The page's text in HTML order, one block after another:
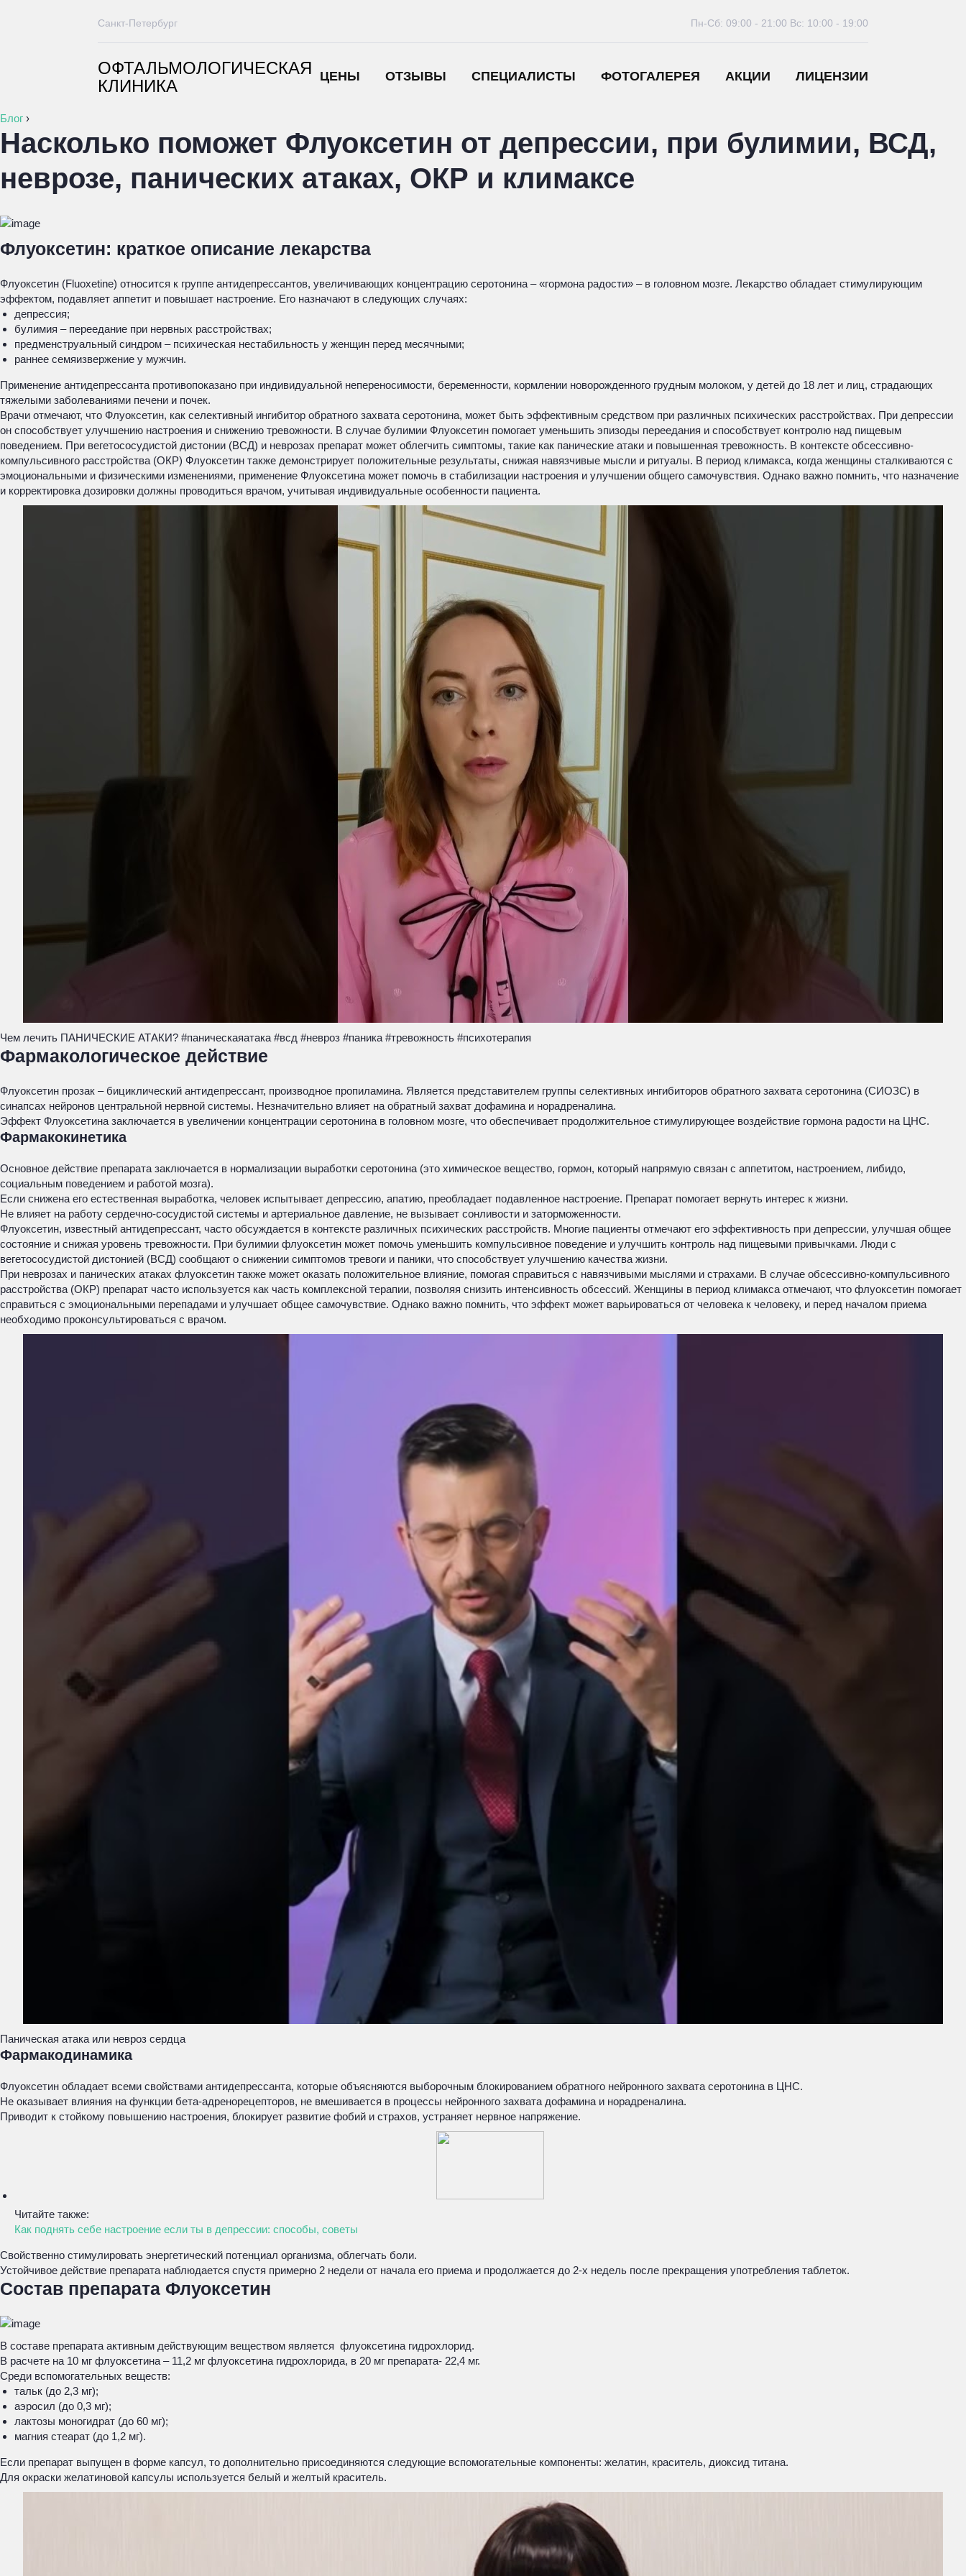
ОФТАЛЬМОЛОГИЧЕСКАЯ
КЛИНИКА
ЦЕНЫ ОТЗЫВЫ СПЕЦИАЛИСТЫ ФОТОГАЛЕРЕЯ АКЦИИ ЛИЦЕНЗИИ
Санкт-Петербург Пн-Сб: 09:00 - 21:00 Вс: 10:00 - 19:00
Блог ›
Насколько поможет Флуоксетин от депрессии, при булимии, ВСД,
неврозе, панических атаках, ОКР и климаксе
Флуоксетин: краткое описание лекарства
Флуоксетин (Fluoxetine) относится к группе антидепрессантов, увеличивающих концентрацию серотонина – «гормона радости» – в головном мозге. Лекарство обладает стимулирующим
эффектом, подавляет аппетит и повышает настроение. Его назначают в следующих случаях:
депрессия;
булимия – переедание при нервных расстройствах;
предменструальный синдром – психическая нестабильность у женщин перед месячными;
раннее семяизвержение у мужчин.
Применение антидепрессанта противопоказано при индивидуальной непереносимости, беременности, кормлении новорожденного грудным молоком, у детей до 18 лет и лиц, страдающих
тяжелыми заболеваниями печени и почек.
Врачи отмечают, что Флуоксетин, как селективный ингибитор обратного захвата серотонина, может быть эффективным средством при различных психических расстройствах. При депрессии
он способствует улучшению настроения и снижению тревожности. В случае булимии Флуоксетин помогает уменьшить эпизоды переедания и способствует контролю над пищевым
поведением. При вегетососудистой дистонии (ВСД) и неврозах препарат может облегчить симптомы, такие как панические атаки и повышенная тревожность. В контексте обсессивно-
компульсивного расстройства (ОКР) Флуоксетин также демонстрирует положительные результаты, снижая навязчивые мысли и ритуалы. В период климакса, когда женщины сталкиваются с
эмоциональными и физическими изменениями, применение Флуоксетина может помочь в стабилизации настроения и улучшении общего самочувствия. Однако важно помнить, что назначение
и корректировка дозировки должны проводиться врачом, учитывая индивидуальные особенности пациента.
Чем лечить ПАНИЧЕСКИЕ АТАКИ? #паническаяатака #всд #невроз #паника #тревожность #психотерапия
Фармакологическое действие
Флуоксетин прозак – бициклический антидепрессант, производное пропиламина. Является представителем группы селективных ингибиторов обратного захвата серотонина (СИОЗС) в
синапсах нейронов центральной нервной системы. Незначительно влияет на обратный захват дофамина и норадреналина.
Эффект Флуоксетина заключается в увеличении концентрации серотонина в головном мозге, что обеспечивает продолжительное стимулирующее воздействие гормона радости на ЦНС.
Фармакокинетика
Основное действие препарата заключается в нормализации выработки серотонина (это химическое вещество, гормон, который напрямую связан с аппетитом, настроением, либидо,
социальным поведением и работой мозга).
Если снижена его естественная выработка, человек испытывает депрессию, апатию, преобладает подавленное настроение. Препарат помогает вернуть интерес к жизни.
Не влияет на работу сердечно-сосудистой системы и артериальное давление, не вызывает сонливости и заторможенности.
Флуоксетин, известный антидепрессант, часто обсуждается в контексте различных психических расстройств. Многие пациенты отмечают его эффективность при депрессии, улучшая общее
состояние и снижая уровень тревожности. При булимии флуоксетин может помочь уменьшить компульсивное поведение и улучшить контроль над пищевыми привычками. Люди с
вегетососудистой дистонией (ВСД) сообщают о снижении симптомов тревоги и паники, что способствует улучшению качества жизни.
При неврозах и панических атаках флуоксетин также может оказать положительное влияние, помогая справиться с навязчивыми мыслями и страхами. В случае обсессивно-компульсивного
расстройства (ОКР) препарат часто используется как часть комплексной терапии, позволяя снизить интенсивность обсессий. Женщины в период климакса отмечают, что флуоксетин помогает
справиться с эмоциональными перепадами и улучшает общее самочувствие. Однако важно помнить, что эффект может варьироваться от человека к человеку, и перед началом приема
необходимо проконсультироваться с врачом.
Паническая атака или невроз сердца
Фармакодинамика
Флуоксетин обладает всеми свойствами антидепрессанта, которые объясняются выборочным блокированием обратного нейронного захвата серотонина в ЦНС.
Не оказывает влияния на функции бета-адренорецепторов, не вмешивается в процессы нейронного захвата дофамина и норадреналина.
Приводит к стойкому повышению настроения, блокирует развитие фобий и страхов, устраняет нервное напряжение.
Читайте также:
Как поднять себе настроение если ты в депрессии: способы, советы
Свойственно стимулировать энергетический потенциал организма, облегчать боли.
Устойчивое действие препарата наблюдается спустя примерно 2 недели от начала его приема и продолжается до 2-х недель после прекращения употребления таблеток.
Состав препарата Флуоксетин
В составе препарата активным действующим веществом является флуоксетина гидрохлорид.
В расчете на 10 мг флуоксетина – 11,2 мг флуоксетина гидрохлорида, в 20 мг препарата- 22,4 мг.
Среди вспомогательных веществ:
тальк (до 2,3 мг);
аэросил (до 0,3 мг);
лактозы моногидрат (до 60 мг);
магния стеарат (до 1,2 мг).
Если препарат выпущен в форме капсул, то дополнительно присоединяются следующие вспомогательные компоненты: желатин, краситель, диоксид титана.
Для окраски желатиновой капсулы используется белый и желтый краситель.